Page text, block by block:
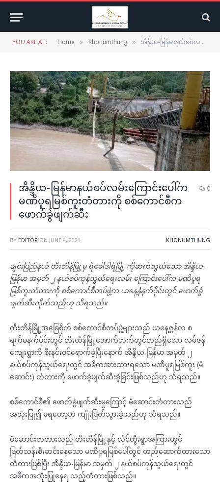
YOU ARE AT: Home » Khonumthung » အိန္ဒိယ-မြန်မာနယ်စပ်လမ်းကြောင်းပေါ်က မဏိပူရမြစ်ကူးတံတားကို စစ်ကောင်စီက ဖောက်ခွဲဖျက်ဆီး
အိန္ဒိယ-မြန်မာနယ်စပ်လမ်းကြောင်းပေါ်က
မဏိပူရမြစ်ကူးတံတားကို စစ်ကောင်စီက
ဖောက်ခွဲဖျက်ဆီး
0
BY EDITOR ON JUNE 8, 2024 KHONUMTHUNG
ချင်းပြည်နယ် တီးတိန်မြို့မှ ရိခေါဒါရ်မြို့ ကိုဆက်သွယ်သော အိန္ဒိယ-
မြန်မာ အမှတ် ၂ နယ်စပ်ကုန်သွယ်ရေးလမ်း ကြောင်းပေါ်က မဏိပူရ
မြစ်ကူးတံတားကို စစ်ကောင်စီတပ်ဖွဲ့က ယနေ့နံနက်ပိုင်းတွင် ဖောက်ခွဲ
ဖျက်ဆီးလိုက်သည်ဟု သိရသည်။
တီးတိန်မြို့အခြေစိုက် စစ်ကောင်စီတပ်ဖွဲ့များသည် ယနေ့ဇွန်လ ၈
ရက်မနက်ပိုင်းတွင် တီးတိန်မြို့အောက်ဘက်တွင်တည်ရှိသော လမ်ဇန်
ကျေးရွာကို စီးနင်းဝင်ရောက်ခဲ့ပြီးနောက် အိန္ဒိယ-မြန်မာ အမှတ် ၂
နယ်စပ်ကုန်သွယ်ရေးတွင် အဓိကအားထားရသော မဏိပူရမြစ်ကူး (မံ
ဆောင်း) တံတားကို ဖောက်ခွဲဖျက်ဆီးခဲ့ခြင်းဖြစ်သည်ဟု သိရသည်။
စစ်ကောင်စီ၏ ဖောက်ခွဲဖျက်ဆီးမှုကြောင့် မံဆောင်းတံတားသည်
အသုံးပြု၍ မရတော့ဘဲ ကျိုးပြတ်သွားခဲ့သည်ဟု သိရသည်။
မံဆောင်းတံတားသည် တီးတိန်မြို့နှင့် လိုင်တွီးရွာအကြားတွင်
ဖြတ်သန်းစီးဆင်းနေသော မဏိပူရမြစ်ပေါ်တွင် တည်ဆောက်ထားသော
တံတားဖြစ်ပြီး အိန္ဒိယ-မြန်မာ အမှတ် ၂ နယ်စပ်ကုန်သွယ်ရေးတွင်
အဓိကအသုံးပြုနေရ သည့်တံတားဖြစ်သည်။